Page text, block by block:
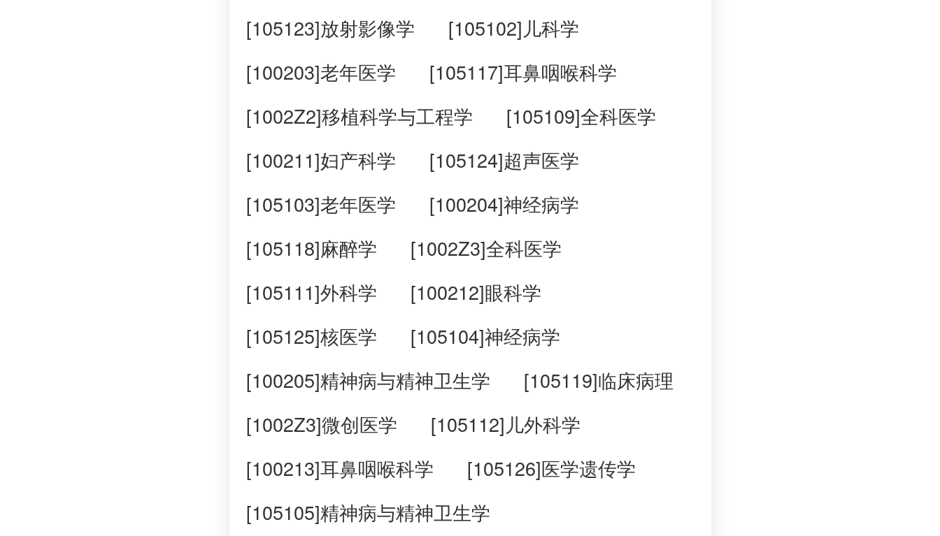
[105123]放射影像学
[105102]儿科学
[100203]老年医学
[105117]耳鼻咽喉科学
[1002Z2]移植科学与工程学
[105109]全科医学
[100211]妇产科学
[105124]超声医学
[105103]老年医学
[100204]神经病学
[105118]麻醉学
[1002Z3]全科医学
[105111]外科学
[100212]眼科学
[105125]核医学
[105104]神经病学
[100205]精神病与精神卫生学
[105119]临床病理
[1002Z3]微创医学
[105112]儿外科学
[100213]耳鼻咽喉科学
[105126]医学遗传学
[105105]精神病与精神卫生学